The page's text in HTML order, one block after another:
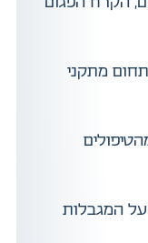
מתקני
על המגבלות